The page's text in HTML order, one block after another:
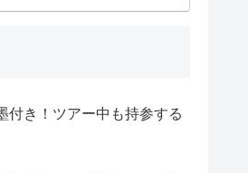
付き！ツアー中も持参する